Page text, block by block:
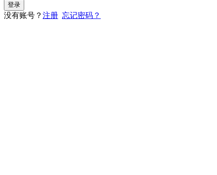
没有账号？ 注册 忘记密码？